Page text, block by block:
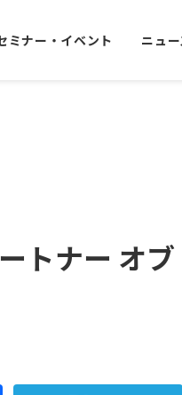
ミナー・イベント ニュー
トナー オ